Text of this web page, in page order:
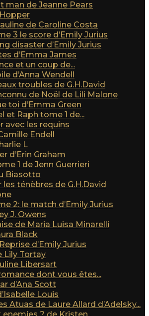
man de Jeanne Pears
de Caroline Costa
3 le score d’Emily Jurius
disaster d’Emily Jurius
d’Emma James
et un coup de...
d’Anna Wendell
troubles de G.H.David
de Noël de Lili Malone
toi d’Emma Green
et Raph tome 1 de...
avec les requins
Endell
L
d’Erin Graham
1 de Jenn Guerrieri
Biasotto
les ténèbres de G.H.David
2: le match d’Emily Jurius
J. Owens
de Maria Luisa Minarelli
Black
d’Emily Jurius
Lily Tortay
Libersart
dont vous êtes...
d’Ana Scott
Louis
Atuas de Laure Allard d’Adelsky...